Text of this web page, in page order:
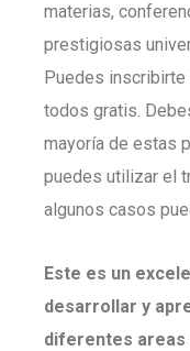
materias,
prestigiosas
Puedes
todos gratis.
mayoría de estas
puedes utilizar el
algunos casos
Este es un
desarrollar y
diferentes areas